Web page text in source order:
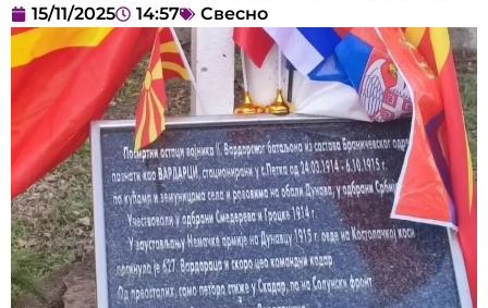
15/11/2025 14:57 Свесно